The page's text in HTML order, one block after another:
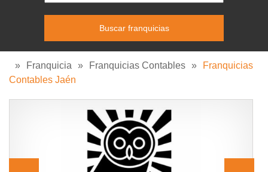
» Franquicia » Franquicias Contables »
Franquicias
Contables Jaén